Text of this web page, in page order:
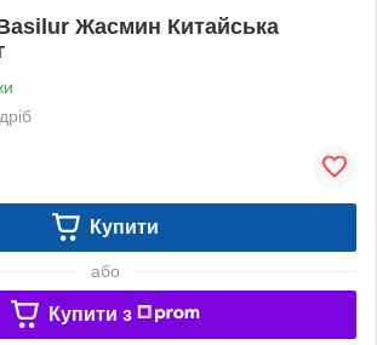
Жасмин Китайська
Купити
або
Купити з